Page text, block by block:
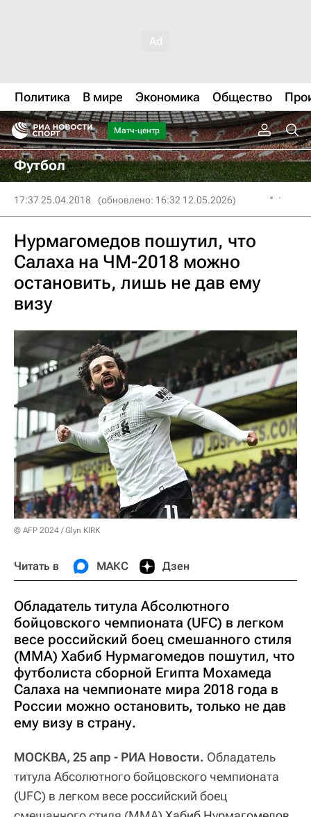
Политика В мире Экономика Общество
Матч-центр
Футбол
17:37 25.04.2018 (обновлено: 16:32 12.05.2026)
Нурмагомедов пошутил, что
Салаха на ЧМ-2018 можно
остановить, лишь не дав ему
визу
© AFP 2024 / Glyn KIRK
Читать в МАКС Дзен
Обладатель титула Абсолютного
бойцовского чемпионата (UFC) в легком
весе российский боец смешанного стиля
(MMA) Хабиб Нурмагомедов пошутил, что
футболиста сборной Египта Мохамеда
Салаха на чемпионате мира 2018 года в
России можно остановить, только не дав
ему визу в страну.
МОСКВА, 25 апр - РИА Новости. Обладатель
титула Абсолютного бойцовского чемпионата
(UFC) в легком весе российский боец